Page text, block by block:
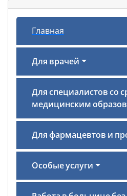
Главная
Для врачей
Для специалистов со
медицинским
Для фармацевтов и
Особые услуги